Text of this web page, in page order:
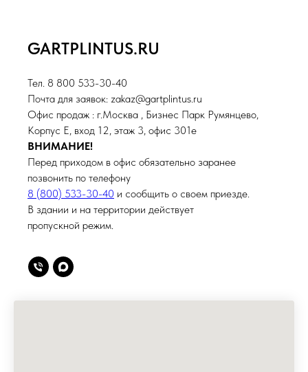
GARTPLINTUS.RU
Тел. 8 800 533-30-40
Почта для заявок: zakaz@gartplintus.ru
Офис продаж : г.Москва , Бизнес Парк Румянцево,
Корпус Е, вход 12, этаж 3, офис 301е
ВНИМАНИЕ!
Перед приходом в офис обязательно заранее
позвонить по телефону
8 (800) 533-30-40 и сообщить о своем приезде.
В здании и на территории действует
пропускной режим.